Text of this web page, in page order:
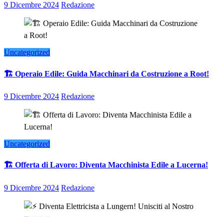
9 Dicembre 2024 Redazione
Uncategorized
🏗️ Operaio Edile: Guida Macchinari da Costruzione a Root!
9 Dicembre 2024 Redazione
Uncategorized
🏗️ Offerta di Lavoro: Diventa Macchinista Edile a Lucerna!
9 Dicembre 2024 Redazione